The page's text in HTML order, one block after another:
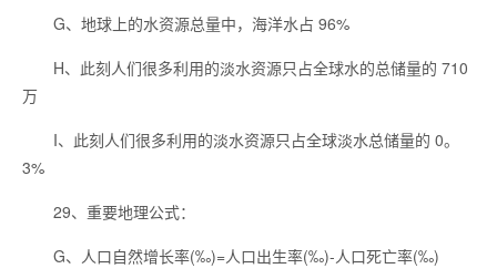
G、地球上的水资源总量中，海洋水占 96%
H、此刻人们很多利用的淡水资源只占全球水的总储量的 710
万
I、此刻人们很多利用的淡水资源只占全球淡水总储量的 0。
3%
29、重要地理公式：
G、人口自然增长率(‰)=人口出生率(‰)-人口死亡率(‰)